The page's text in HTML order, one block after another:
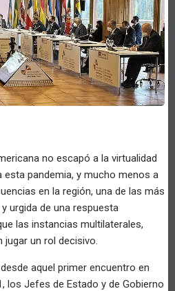
no escapó a la virtualidad
esta pandemia, y mucho menos a
en la región, una de las más
urgida de una respuesta
las instancias multilaterales,
jugar un rol decisivo.
aquel primer encuentro en
los Jefes de Estado y de Gobierno